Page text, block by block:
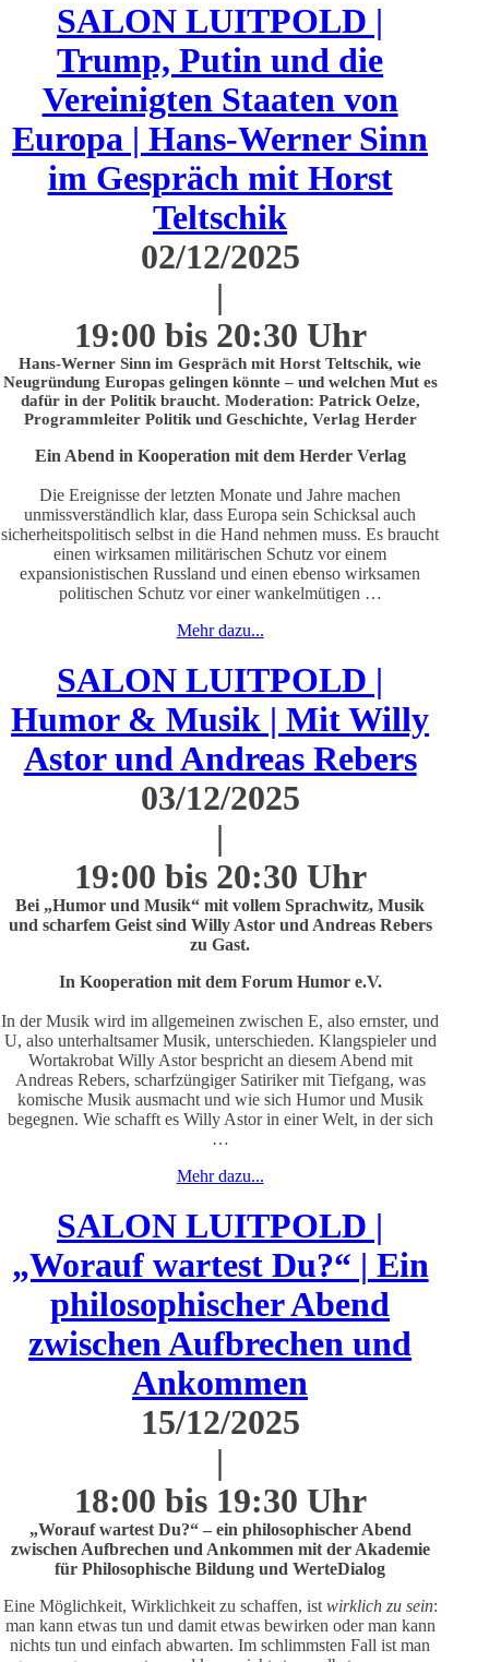
SALON LUITPOLD |
Trump, Putin und die
Vereinigten Staaten von
Europa | Hans-Werner Sinn
im Gespräch mit Horst
Teltschik
02/12/2025
|
19:00 bis 20:30 Uhr
Hans-Werner Sinn im Gespräch mit Horst Teltschik, wie
Neugründung Europas gelingen könnte – und welchen Mut es
dafür in der Politik braucht. Moderation: Patrick Oelze,
Programmleiter Politik und Geschichte, Verlag Herder
Ein Abend in Kooperation mit dem Herder Verlag
Die Ereignisse der letzten Monate und Jahre machen
unmissverständlich klar, dass Europa sein Schicksal auch
sicherheitspolitisch selbst in die Hand nehmen muss. Es braucht
einen wirksamen militärischen Schutz vor einem
expansionistischen Russland und einen ebenso wirksamen
politischen Schutz vor einer wankelmütigen …
Mehr dazu...
SALON LUITPOLD |
Humor & Musik | Mit Willy
Astor und Andreas Rebers
03/12/2025
|
19:00 bis 20:30 Uhr
Bei „Humor und Musik“ mit vollem Sprachwitz, Musik
und scharfem Geist sind Willy Astor und Andreas Rebers
zu Gast.
In Kooperation mit dem Forum Humor e.V.
In der Musik wird im allgemeinen zwischen E, also ernster, und
U, also unterhaltsamer Musik, unterschieden. Klangspieler und
Wortakrobat Willy Astor bespricht an diesem Abend mit
Andreas Rebers, scharfzüngiger Satiriker mit Tiefgang, was
komische Musik ausmacht und wie sich Humor und Musik
begegnen. Wie schafft es Willy Astor in einer Welt, in der sich
…
Mehr dazu...
SALON LUITPOLD |
„Worauf wartest Du?“ | Ein
philosophischer Abend
zwischen Aufbrechen und
Ankommen
15/12/2025
|
18:00 bis 19:30 Uhr
„Worauf wartest Du?“ – ein philosophischer Abend
zwischen Aufbrechen und Ankommen mit der Akademie
für Philosophische Bildung und WerteDialog
Eine Möglichkeit, Wirklichkeit zu schaffen, ist wirklich zu sein:
man kann etwas tun und damit etwas bewirken oder man kann
nichts tun und einfach abwarten. Im schlimmsten Fall ist man